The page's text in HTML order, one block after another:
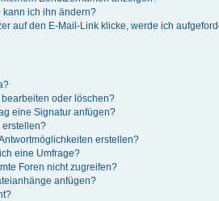
kann ich ihn ändern?
auf den E-Mail-Link klicke, werde ich
oder löschen?
eine Signatur anfügen?
erstellen?
erstellen?
eine Umfrage?
Foren nicht zugreifen?
anfügen?